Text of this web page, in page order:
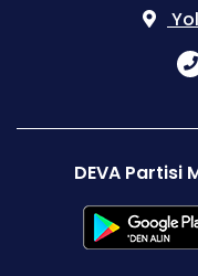
DEVA Partisi